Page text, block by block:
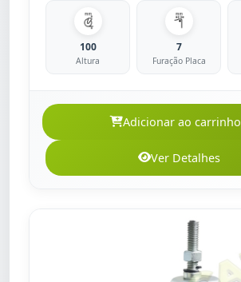
100
Altura
7
Furação Placa
Adicionar ao carrinho
Ver Detalhes